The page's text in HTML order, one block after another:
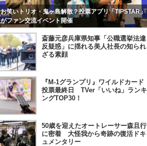
お笑いトリオ・鬼ヶ島解散？投票アプリ「TIPSTAR」
がファン交流イベント開催
斎藤元彦兵庫県知事「公職選挙法違
反疑惑」に揺れる美人社長の知られ
ざる素顔
『M-1グランプリ』ワイルドカード
投票最終日 TVer「いいね」ランキ
ングTOP30！
50歳を迎えたオートレーサー森且行
に密着 大怪我から奇跡の復活ドキ
ュメンタリー